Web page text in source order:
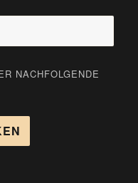
NACHFOLGENDE